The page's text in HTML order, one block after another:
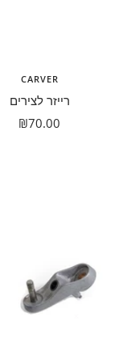
CARVER
רייזר לצירים
מבצע
₪70.00